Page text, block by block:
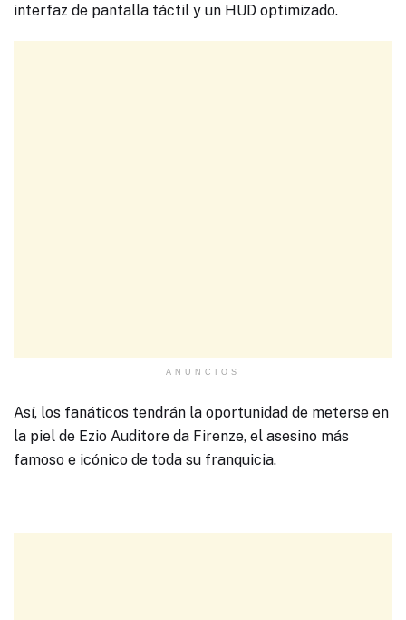
interfaz de pantalla táctil y un HUD optimizado.
ANUNCIOS
Así, los fanáticos tendrán la oportunidad de meterse en
la piel de Ezio Auditore da Firenze, el asesino más
famoso e icónico de toda su franquicia.